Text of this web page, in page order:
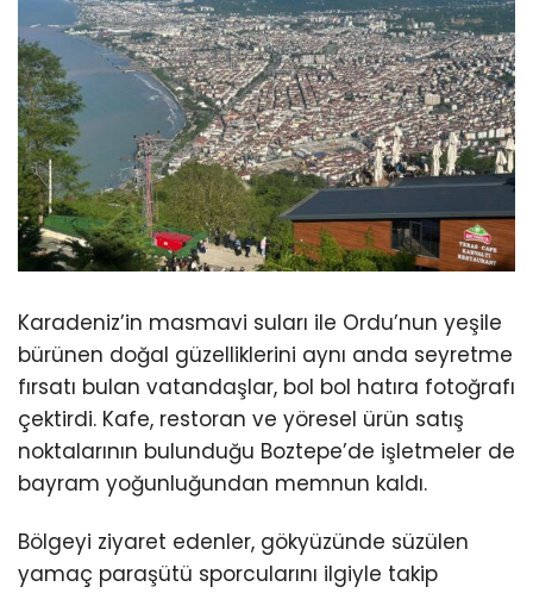
Karadeniz’in masmavi suları ile Ordu’nun yeşile
bürünen doğal güzelliklerini aynı anda seyretme
fırsatı bulan vatandaşlar, bol bol hatıra fotoğrafı
çektirdi. Kafe, restoran ve yöresel ürün satış
noktalarının bulunduğu Boztepe’de işletmeler de
bayram yoğunluğundan memnun kaldı.
Bölgeyi ziyaret edenler, gökyüzünde süzülen
yamaç paraşütü sporcularını ilgiyle takip